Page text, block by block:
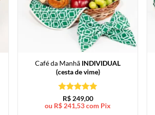
Café da Manhã INDIVIDUAL
(cesta de vime)
Avaliação5
de 5
R$249,00
ou R$ 241,53com Pix